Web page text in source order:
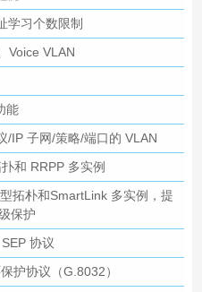
学习个数限制
Voice VLAN
能
/IP 子网/策略/端口的 VLAN
和 RRPP 多实例
拓朴和SmartLink 多实例，提
保护
协议
护协议（G.8032）